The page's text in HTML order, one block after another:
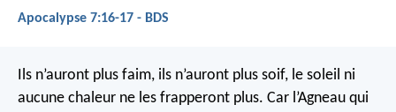
Apocalypse 7:16-17 - BDS
Ils n’auront plus faim, ils n’auront plus soif, le soleil ni
aucune chaleur ne les frapperont plus. Car l’Agneau qui